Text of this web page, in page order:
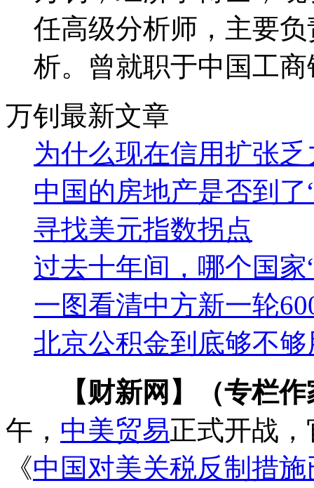
任高级分析师，主要
析。曾就职于中国工
万钊最新文章
为什么现在信用扩张乏
中国的房地产是否到了
寻找美元指数拐点
过去十年间，哪个国家
一图看清中方新一轮
北京公积金到底够不够
【财新网】（专栏
午， 中美贸易正式开战
《中国对美关税反制措